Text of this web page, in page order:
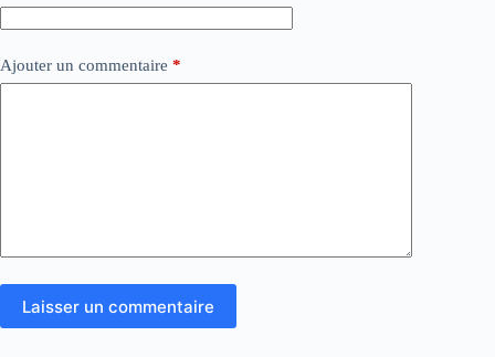
Ajouter un commentaire *
Laisser un commentaire